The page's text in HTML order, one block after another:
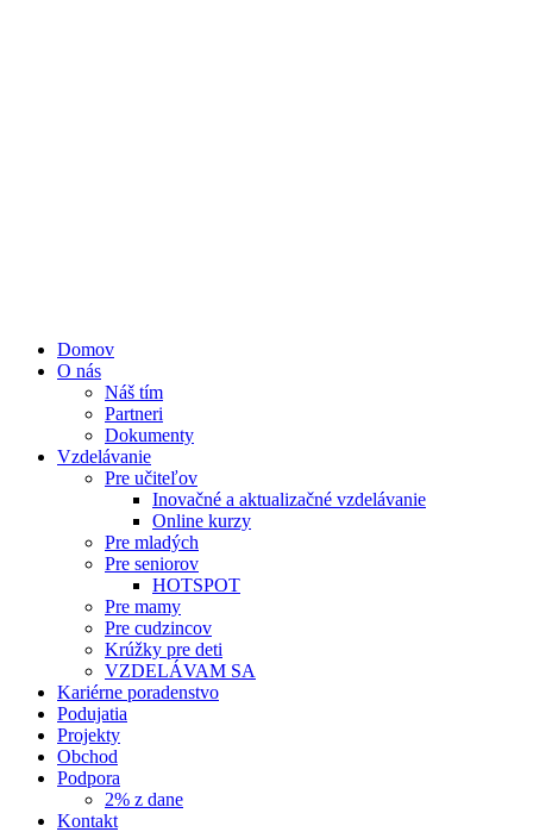
Domov
O nás
Náš tím
Partneri
Dokumenty
Vzdelávanie
Pre učiteľov
Inovačné a aktualizačné vzdelávanie
Online kurzy
Pre mladých
Pre seniorov
HOTSPOT
Pre mamy
Pre cudzincov
Krúžky pre deti
VZDELÁVAM SA
Kariérne poradenstvo
Podujatia
Projekty
Obchod
Podpora
2% z dane
Kontakt